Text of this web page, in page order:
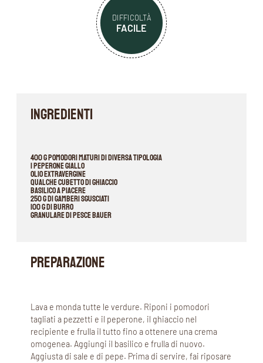
DIFFICOLTÀ
FACILE
INGREDIENTI
400 g pomodori maturi di diversa tipologia
1 peperone giallo
olio extravergine
qualche cubetto di ghiaccio
basilico a piacere
250 g di gamberi sgusciati
100 g di burro
Granulare di pesce Bauer
PREPARAZIONE
Lava e monda tutte le verdure. Riponi i pomodori
tagliati a pezzetti e il peperone, il ghiaccio nel
recipiente e frulla il tutto fino a ottenere una crema
omogenea. Aggiungi il basilico e frulla di nuovo.
Aggiusta di sale e di pepe. Prima di servire, fai riposare